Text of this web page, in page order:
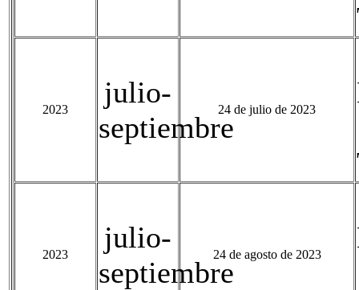
2023
julio-
septiembre
24 de julio de 2023
2023
julio-
septiembre
24 de agosto de 2023